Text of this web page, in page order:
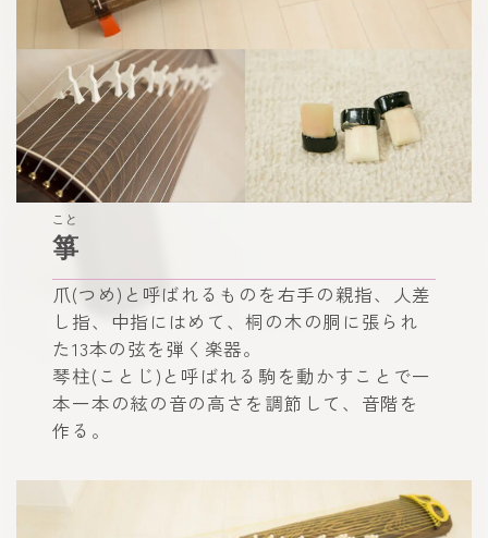
こと
箏
爪(つめ)と呼ばれるものを右手の親指、人差
し指、中指にはめて、桐の木の胴に張られ
た13本の弦を弾く楽器。
琴柱(ことじ)と呼ばれる駒を動かすことで一
本一本の絃の音の高さを調節して、音階を
作る。